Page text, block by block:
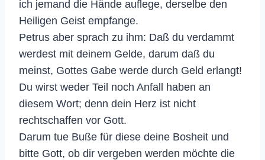
ich jemand die Hände auflege, derselbe den
Heiligen Geist empfange.
Petrus aber sprach zu ihm: Daß du verdammt
werdest mit deinem Gelde, darum daß du
meinst, Gottes Gabe werde durch Geld erlangt!
Du wirst weder Teil noch Anfall haben an
diesem Wort; denn dein Herz ist nicht
rechtschaffen vor Gott.
Darum tue Buße für diese deine Bosheit und
bitte Gott, ob dir vergeben werden möchte die